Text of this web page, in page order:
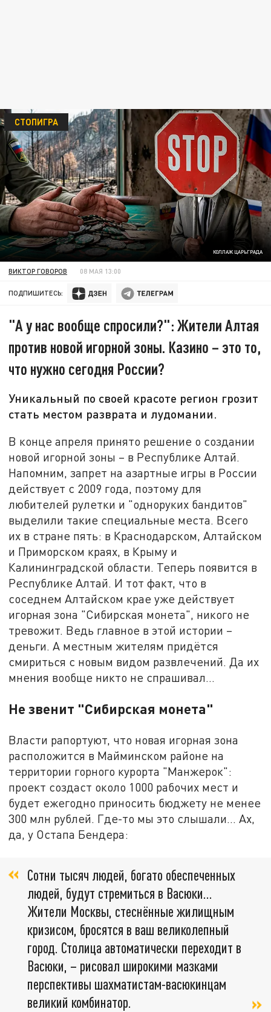
КОЛЛАЖ ЦАРЬГРАДА
СТОПИГРА
ВИКТОР ГОВОРОВ 08 МАЯ 13:00
ПОДПИШИТЕСЬ:
"А у нас вообще спросили?": Жители Алтая
против новой игорной зоны. Казино – это то,
что нужно сегодня России?
Уникальный по своей красоте регион грозит
стать местом разврата и лудомании.
В конце апреля принято решение о создании
новой игорной зоны – в Республике Алтай.
Напомним, запрет на азартные игры в России
действует с 2009 года, поэтому для
любителей рулетки и "одноруких бандитов"
выделили такие специальные места. Всего
их в стране пять: в Краснодарском, Алтайском
и Приморском краях, в Крыму и
Калининградской области. Теперь появится в
Республике Алтай. И тот факт, что в
соседнем Алтайском крае уже действует
игорная зона "Сибирская монета", никого не
тревожит. Ведь главное в этой истории –
деньги. А местным жителям придётся
смириться с новым видом развлечений. Да их
мнения вообще никто не спрашивал…
Не звенит "Сибирская монета"
Власти рапортуют, что новая игорная зона
расположится в Майминском районе на
территории горного курорта "Манжерок":
проект создаст около 1000 рабочих мест и
будет ежегодно приносить бюджету не менее
300 млн рублей. Где-то мы это слышали… Ах,
да, у Остапа Бендера:
Сотни тысяч людей, богато обеспеченных
людей, будут стремиться в Васюки…
Жители Москвы, стеснённые жилищным
кризисом, бросятся в ваш великолепный
город. Столица автоматически переходит в
Васюки, – рисовал широкими мазками
перспективы шахматистам-васюкинцам
великий комбинатор.